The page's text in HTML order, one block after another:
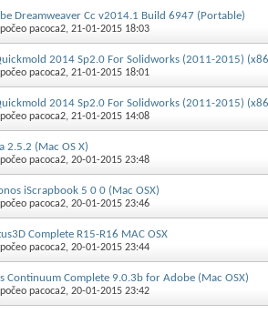
Dreamweaver Cc v2014.1 Build 6947 (Portable)
pacoca2, 21-01-2015 18:03
2014 Sp2.0 For Solidworks (2011-2015)
pacoca2, 21-01-2015 18:01
2014 Sp2.0 For Solidworks (2011-2015)
pacoca2, 21-01-2015 14:08
2.5.2 (Mac OS X)
pacoca2, 20-01-2015 23:48
iScrapbook 5 0 0 (Mac OSX)
pacoca2, 20-01-2015 23:46
Complete R15-R16 MAC OSX
pacoca2, 20-01-2015 23:44
Continuum Complete 9.0.3b for Adobe (Mac OSX)
pacoca2, 20-01-2015 23:42